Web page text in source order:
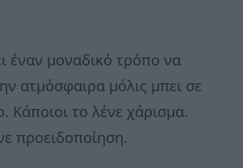
έναν μοναδικό τρόπο να
ατμόσφαιρα μόλις μπει σε
Κάποιοι το λένε χάρισμα.
προειδοποίηση.